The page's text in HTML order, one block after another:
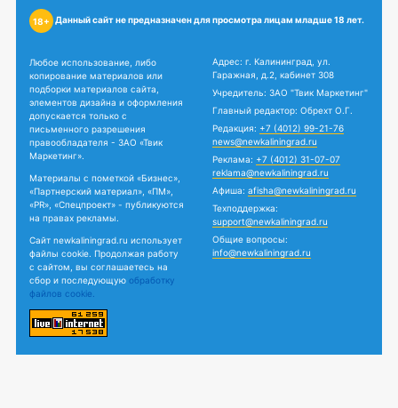
18+ Данный сайт не предназначен для просмотра лицам младше 18 лет.
Любое использование, либо
копирование материалов или
подборки материалов сайта,
элементов дизайна и оформления
допускается только с
письменного разрешения
правообладателя - ЗАО «Твик
Маркетинг».
Материалы с пометкой «Бизнес»,
«Партнерский материал», «ПМ»,
«PR», «Спецпроект» - публикуются
на правах рекламы.
Сайт newkaliningrad.ru использует
файлы cookie. Продолжая работу
с сайтом, вы соглашаетесь на
сбор и последующую обработку
файлов cookie.
Адрес: г. Калининград, ул.
Гаражная, д.2, кабинет 308
Учредитель: ЗАО "Твик Маркетинг"
Главный редактор: Обрехт О.Г.
Редакция: +7 (4012) 99-21-76
news@newkaliningrad.ru
Реклама: +7 (4012) 31-07-07
reklama@newkaliningrad.ru
Афиша: afisha@newkaliningrad.ru
Техподдержка:
support@newkaliningrad.ru
Общие вопросы:
info@newkaliningrad.ru